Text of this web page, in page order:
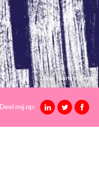
Door: Martine Beetz
Deel mij op: